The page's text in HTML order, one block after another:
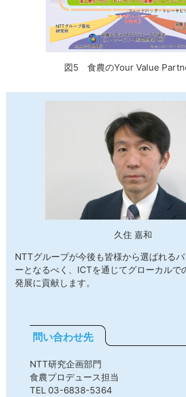
図5 食農のYour Value
久住 嘉和
NTTグループが今後も皆様から選ばれる
ーとなるべく、ICTを通じてグローカルで
発展に貢献します。
問い合わせ先
NTT研究企画部門
食農プロデュース担当
TEL 03-6838-5364